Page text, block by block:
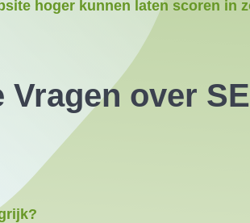
hoger kunnen laten scoren in
Vragen over